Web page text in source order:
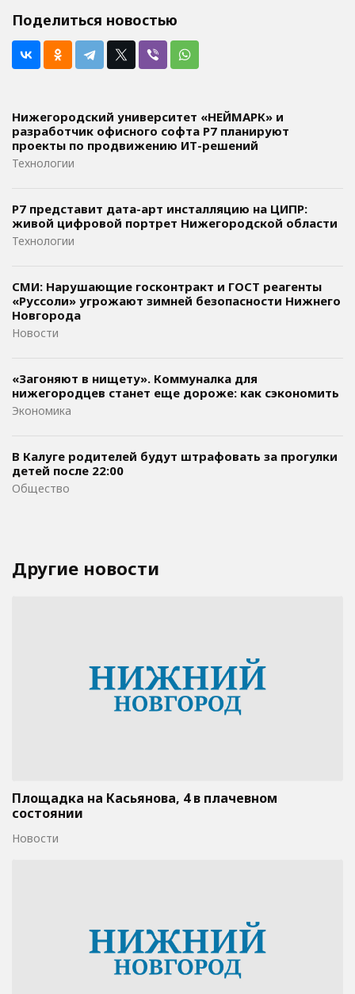
Поделиться новостью
Нижегородский университет «НЕЙМАРК» и
разработчик офисного софта P7 планируют
проекты по продвижению ИТ-решений
Технологии
Р7 представит дата-арт инсталляцию на ЦИПР:
живой цифровой портрет Нижегородской области
Технологии
СМИ: Нарушающие госконтракт и ГОСТ реагенты
«Руссоли» угрожают зимней безопасности Нижнего
Новгорода
Новости
«Загоняют в нищету». Коммуналка для
нижегородцев станет еще дороже: как сэкономить
Экономика
В Калуге родителей будут штрафовать за прогулки
детей после 22:00
Общество
Другие новости
Площадка на Касьянова, 4 в плачевном
состоянии
Новости